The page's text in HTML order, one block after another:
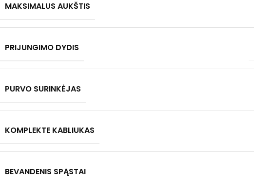
MAKSIMALUS AUKŠTIS
PRIJUNGIMO DYDIS
PURVO SURINKĖJAS
KOMPLEKTE KABLIUKAS
BEVANDENIS SPĄSTAI